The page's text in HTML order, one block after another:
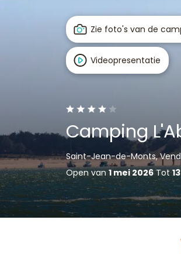
Zie foto's van de
Videopresentatie
Camping
Saint-Jean-de-Monts,
Open van 1 mei 2026Tot